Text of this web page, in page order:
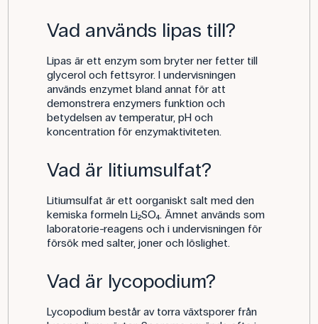
Vad används lipas till?
Lipas är ett enzym som bryter ner fetter till
glycerol och fettsyror. I undervisningen
används enzymet bland annat för att
demonstrera enzymers funktion och
betydelsen av temperatur, pH och
koncentration för enzymaktiviteten.
Vad är litiumsulfat?
Litiumsulfat är ett oorganiskt salt med den
kemiska formeln Li₂SO₄. Ämnet används som
laboratorie-reagens och i undervisningen för
försök med salter, joner och löslighet.
Vad är lycopodium?
Lycopodium består av torra växtsporer från